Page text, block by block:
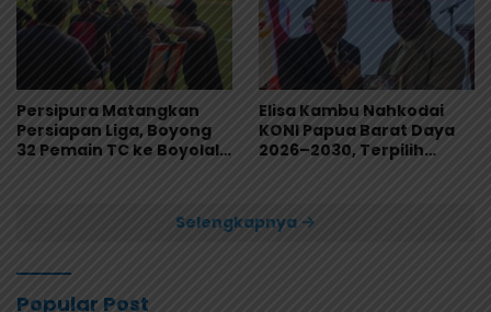
Persipura Matangkan
Persiapan Liga, Boyong
32 Pemain TC ke Boyolali
Elisa Kambu Nahkodai
KONI Papua Barat Daya
2026–2030, Terpilih
Selengkapnya
Popular Post